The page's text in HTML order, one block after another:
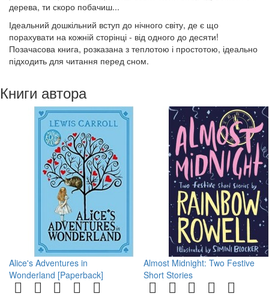
дерева, ти скоро побачиш...
Ідеальний дошкільний вступ до нічного світу, де є що
порахувати на кожній сторінці - від одного до десяти!
Позачасова книга, розказана з теплотою і простотою, ідеально
підходить для читання перед сном.
Книги автора
Alice's Adventures in
Wonderland [Paperback]
Almost Midnight: Two Festive
Short Stories